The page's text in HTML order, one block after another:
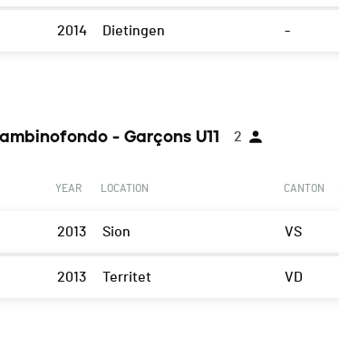
2014 Dietingen -
- Garçons U11 2
YEAR LOCATION CANTON
2013 Sion VS
2013 Territet VD